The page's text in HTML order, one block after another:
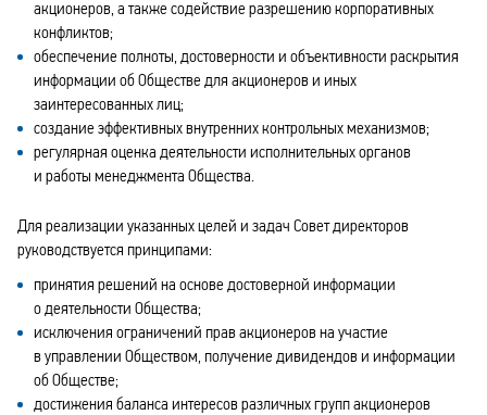
акционеров, а также содействие разрешению корпоративных
конфликтов;
обеспечение полноты, достоверности и объективности раскрытия
информации об Обществе для акционеров и иных
заинтересованных лиц;
создание эффективных внутренних контрольных механизмов;
регулярная оценка деятельности исполнительных органов
и работы менеджмента Общества.
Для реализации указанных целей и задач Совет директоров
руководствуется принципами:
принятия решений на основе достоверной информации
о деятельности Общества;
исключения ограничений прав акционеров на участие
в управлении Обществом, получение дивидендов и информации
об Обществе;
достижения баланса интересов различных групп акционеров